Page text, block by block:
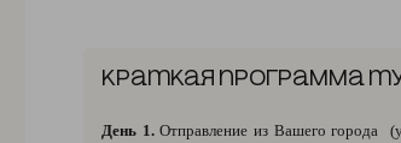
Краткая программа
День 1.Отправление из Вашего города